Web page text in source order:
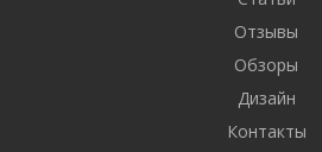
Отзывы
Обзоры
Дизайн
Контакты